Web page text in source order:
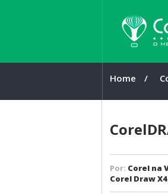
Home /
Por: Corel na
Corel Draw X4